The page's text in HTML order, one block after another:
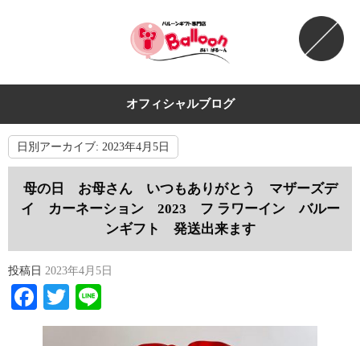
オフィシャルブログ
日別アーカイブ: 2023年4月5日
母の日 お母さん いつもありがとう マザーズデ
イ カーネーション 2023 フ ラワーイン バルー
ンギフト 発送出来ます
投稿日 2023年4月5日
Facebook
Twitter